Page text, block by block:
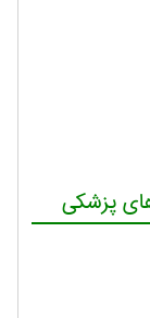
پزشکی